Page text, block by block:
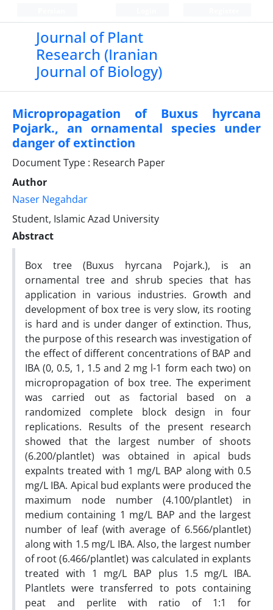
Journal of Plant
Research (Iranian
Journal of Biology)
Micropropagation of Buxus hyrcana
Pojark., an ornamental species under
danger of extinction
Document Type : Research Paper
Author
Naser Negahdar
Student, Islamic Azad University
Abstract
Box tree (Buxus hyrcana Pojark.), is an
ornamental tree and shrub species that has
application in various industries. Growth and
development of box tree is very slow, its rooting
is hard and is under danger of extinction. Thus,
the purpose of this research was investigation of
the effect of different concentrations of BAP and
IBA (0, 0.5, 1, 1.5 and 2 mg l-1 form each two) on
micropropagation of box tree. The experiment
was carried out as factorial based on a
randomized complete block design in four
replications. Results of the present research
showed that the largest number of shoots
(6.200/plantlet) was obtained in apical buds
expalnts treated with 1 mg/L BAP along with 0.5
mg/L IBA. Apical bud explants were produced the
maximum node number (4.100/plantlet) in
medium containing 1 mg/L BAP and the largest
number of leaf (with average of 6.566/plantlet)
along with 1.5 mg/L IBA. Also, the largest number
of root (6.466/plantlet) was calculated in explants
treated with 1 mg/L BAP plus 1.5 mg/L IBA.
Plantlets were transferred to pots containing
peat and perlite with ratio of 1:1 for